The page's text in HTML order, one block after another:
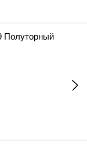
Полуторный